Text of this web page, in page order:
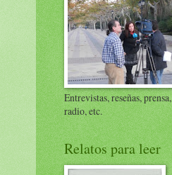
Entrevistas, reseñas, prensa,
radio, etc.
Relatos para leer